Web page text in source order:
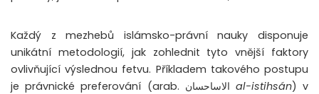
Každý z mezhebů islámsko-právní nauky disponuje
unikátní metodologií, jak zohlednit tyto vnější faktory
ovlivňující výslednou fetvu. Příkladem takového postupu
je právnické preferování (arab.
al-istihsán) v